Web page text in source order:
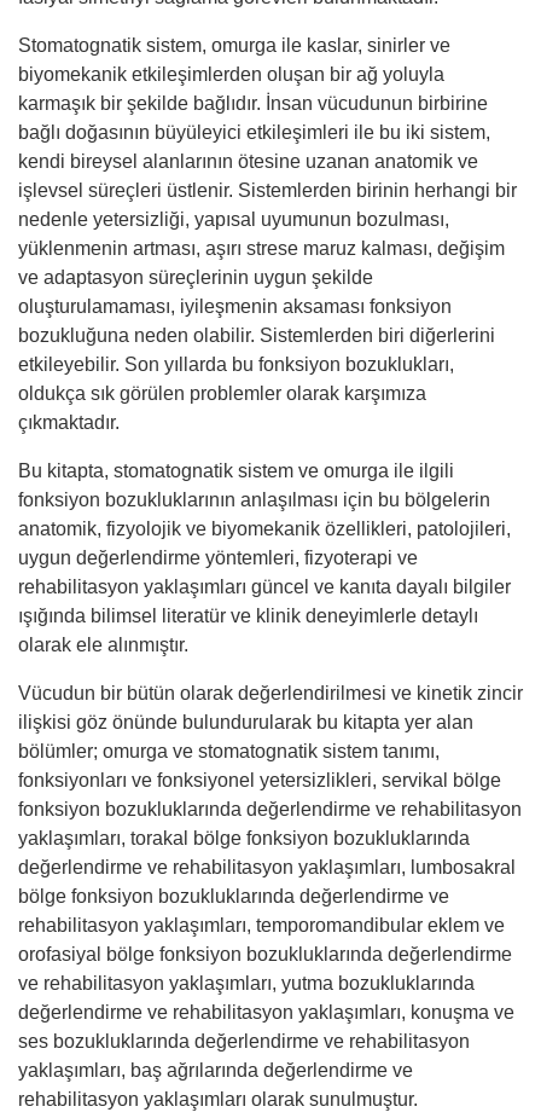
Stomatognatik sistem, omurga ile kaslar, sinirler ve
biyomekanik etkileşimlerden oluşan bir ağ yoluyla
karmaşık bir şekilde bağlıdır. İnsan vücudunun birbirine
bağlı doğasının büyüleyici etkileşimleri ile bu iki sistem,
kendi bireysel alanlarının ötesine uzanan anatomik ve
işlevsel süreçleri üstlenir. Sistemlerden birinin herhangi bir
nedenle yetersizliği, yapısal uyumunun bozulması,
yüklenmenin artması, aşırı strese maruz kalması, değişim
ve adaptasyon süreçlerinin uygun şekilde
oluşturulamaması, iyileşmenin aksaması fonksiyon
bozukluğuna neden olabilir. Sistemlerden biri diğerlerini
etkileyebilir. Son yıllarda bu fonksiyon bozuklukları,
oldukça sık görülen problemler olarak karşımıza
çıkmaktadır.
Bu kitapta, stomatognatik sistem ve omurga ile ilgili
fonksiyon bozukluklarının anlaşılması için bu bölgelerin
anatomik, fizyolojik ve biyomekanik özellikleri, patolojileri,
uygun değerlendirme yöntemleri, fizyoterapi ve
rehabilitasyon yaklaşımları güncel ve kanıta dayalı bilgiler
ışığında bilimsel literatür ve klinik deneyimlerle detaylı
olarak ele alınmıştır.
Vücudun bir bütün olarak değerlendirilmesi ve kinetik zincir
ilişkisi göz önünde bulundurularak bu kitapta yer alan
bölümler; omurga ve stomatognatik sistem tanımı,
fonksiyonları ve fonksiyonel yetersizlikleri, servikal bölge
fonksiyon bozukluklarında değerlendirme ve rehabilitasyon
yaklaşımları, torakal bölge fonksiyon bozukluklarında
değerlendirme ve rehabilitasyon yaklaşımları, lumbosakral
bölge fonksiyon bozukluklarında değerlendirme ve
rehabilitasyon yaklaşımları, temporomandibular eklem ve
orofasiyal bölge fonksiyon bozukluklarında değerlendirme
ve rehabilitasyon yaklaşımları, yutma bozukluklarında
değerlendirme ve rehabilitasyon yaklaşımları, konuşma ve
ses bozukluklarında değerlendirme ve rehabilitasyon
yaklaşımları, baş ağrılarında değerlendirme ve
rehabilitasyon yaklaşımları olarak sunulmuştur.